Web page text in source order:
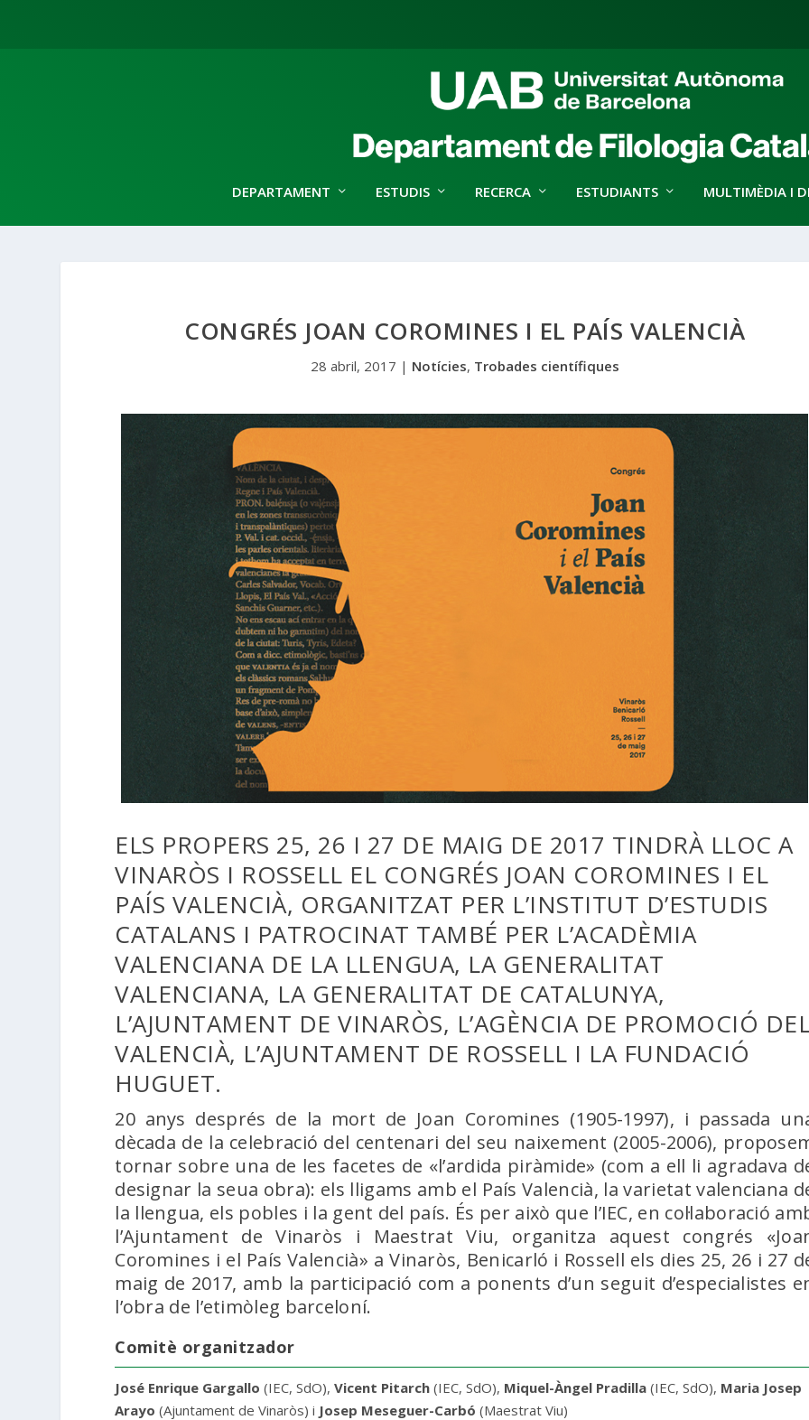
DEPARTAMENT ESTUDIS RECERCA ESTUDIANTS MULTIMÈDIA I
CONGRÉS JOAN COROMINES I EL PAÍS VALENCIÀ
28 abril, 2017 | Notícies, Trobades científiques
ELS PROPERS 25, 26 I 27 DE MAIG DE 2017 TINDRÀ LLOC A
VINARÒS I ROSSELL EL CONGRÉS JOAN COROMINES I EL
PAÍS VALENCIÀ, ORGANITZAT PER L’INSTITUT D’ESTUDIS
CATALANS I PATROCINAT TAMBÉ PER L’ACADÈMIA
VALENCIANA DE LA LLENGUA, LA GENERALITAT
VALENCIANA, LA GENERALITAT DE CATALUNYA,
L’AJUNTAMENT DE VINARÒS, L’AGÈNCIA DE PROMOCIÓ
VALENCIÀ, L’AJUNTAMENT DE ROSSELL I LA FUNDACIÓ
HUGUET.
20 anys després de la mort de Joan Coromines (1905-1997), i passada
dècada de la celebració del centenari del seu naixement (2005-2006),
tornar sobre una de les facetes de «l’ardida piràmide» (com a ell li agradava
designar la seua obra): els lligams amb el País Valencià, la varietat valenciana
la llengua, els pobles i la gent del país. És per això que l’IEC, en col·laboració
l’Ajuntament de Vinaròs i Maestrat Viu, organitza aquest congrés
Coromines i el País Valencià» a Vinaròs, Benicarló i Rossell els dies 25, 26 i 27
maig de 2017, amb la participació com a ponents d’un seguit d’especialistes
l’obra de l’etimòleg barceloní.
Comitè organitzador
José Enrique Gargallo (IEC, SdO),Vicent Pitarch (IEC, SdO), Miquel-Àngel Pradilla (IEC, SdO), Maria Josep
Arayo (Ajuntament de Vinaròs) i Josep Meseguer-Carbó (Maestrat Viu)